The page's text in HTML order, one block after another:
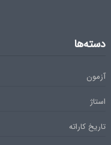
دسته‌ها
آزمون
استاژ
تاریخ کاراته